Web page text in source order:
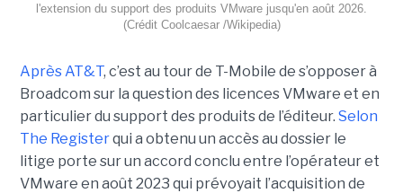
l'extension du support des produits VMware jusqu'en août 2026.
(Crédit Coolcaesar /Wikipedia)
Après AT&T, c’est au tour de T-Mobile de s’opposer à
Broadcom sur la question des licences VMware et en
particulier du support des produits de l’éditeur. Selon
The Registerqui a obtenu un accès au dossier le
litige porte sur un accord conclu entre l’opérateur et
VMware en août 2023 qui prévoyait l’acquisition de